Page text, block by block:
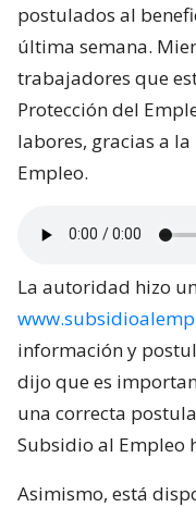
postulados al
última semana.
trabajadores que
Protección del
labores, gracias a
Empleo.
La autoridad hizo
información y
dijo que es
una correcta
Subsidio al Empleo
Asimismo, está